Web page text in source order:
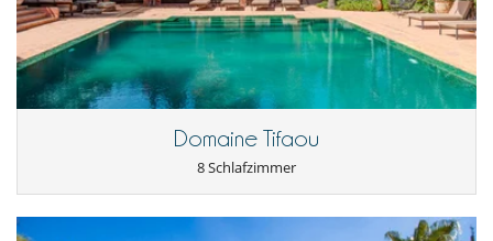
Domaine Tifaou
8 Schlafzimmer